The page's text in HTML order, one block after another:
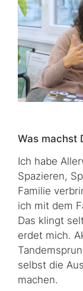
Was machst
Ich habe
Spazieren,
Familie
ich mit dem
Das klingt
erdet mich.
selbst die
machen.